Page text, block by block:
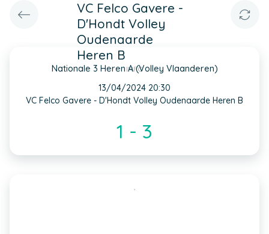
VC Felco Gavere -
D'Hondt Volley
Oudenaarde
Heren B
Nationale 3 Heren A (Volley Vlaanderen)
INFO
13/04/2024 20:30
VC Felco Gavere - D'Hondt Volley Oudenaarde Heren B
1 - 3
,